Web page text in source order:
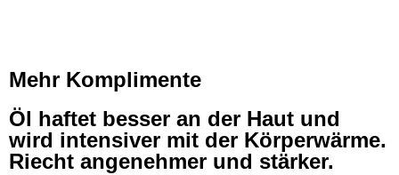
Mehr Komplimente
Öl haftet besser an der Haut und
wird intensiver mit der Körperwärme.
Riecht angenehmer und stärker.